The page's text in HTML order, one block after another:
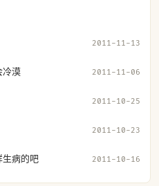
2011-11-13
冷漠 2011-11-06
2011-10-25
2011-10-23
生病的吧 2011-10-16